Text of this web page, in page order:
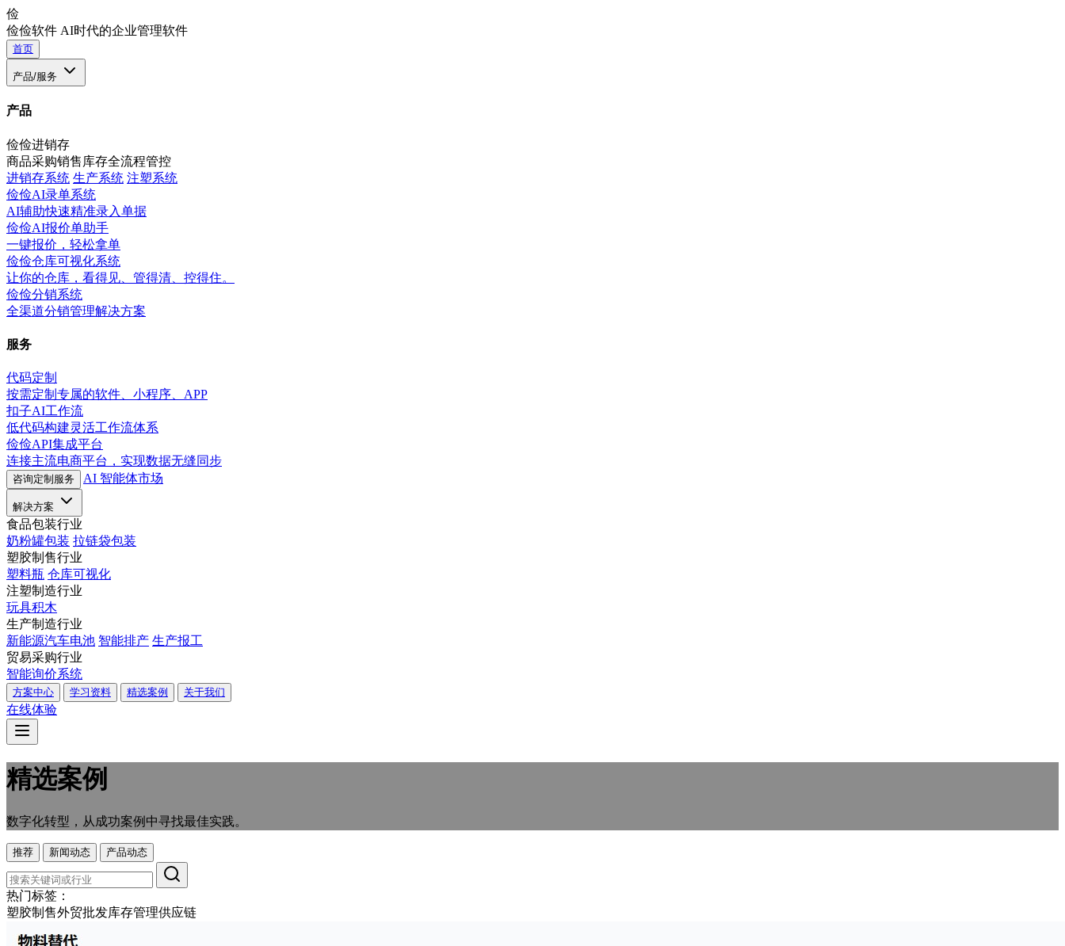
俭
俭俭软件 AI时代的企业管理软件
首页
产品/服务
产品
俭俭进销存
商品采购销售库存全流程管控
进销存系统 生产系统 注塑系统
俭俭AI录单系统
AI辅助快速精准录入单据
俭俭AI报价单助手
一键报价，轻松拿单
俭俭仓库可视化系统
让你的仓库，看得见、管得清、控得住。
俭俭分销系统
全渠道分销管理解决方案
服务
代码定制
按需定制专属的软件、小程序、APP
扣子AI工作流
低代码构建灵活工作流体系
俭俭API集成平台
连接主流电商平台，实现数据无缝同步
咨询定制服务 AI 智能体市场
解决方案
食品包装行业
奶粉罐包装 拉链袋包装
塑胶制售行业
塑料瓶 仓库可视化
注塑制造行业
玩具积木
生产制造行业
新能源汽车电池 智能排产 生产报工
贸易采购行业
智能询价系统
方案中心 学习资料 精选案例 关于我们
在线体验
精选案例
数字化转型，从成功案例中寻找最佳实践。
推荐 新闻动态 产品动态
热门标签：
塑胶制售外贸批发库存管理供应链